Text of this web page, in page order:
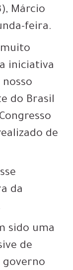
Márcio
feira.
iniciativa
do Brasil
de
da
sido uma
de